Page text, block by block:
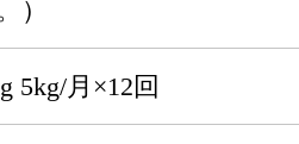
）
5kg/月×12回